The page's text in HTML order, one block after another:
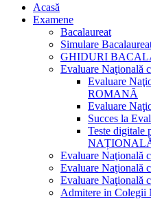
Acasă
Examene
Bacalaureat
Simulare
GHIDURI
Evaluare Naţională
Evaluare
ROMANĂ
Evaluare
Succes la
Teste
Evaluare Naţională
Evaluare Naţională
Evaluare Naţională
Admitere in Colegii